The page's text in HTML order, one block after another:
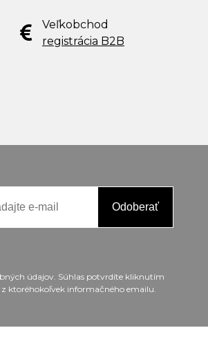
Veľkobchod
registrácia B2B
Odoberať
údajov. Súhlas potvrdíte kliknutím
ktoréhokoľvek informačného emailu.